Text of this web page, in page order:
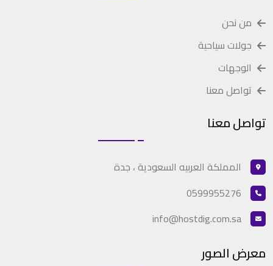
من نحن
جولات سياحية
الوجهات
تواصل معنا
تواصل معنا
المملكة العربيه السعودية ، جدة
0599955276
info@hostdig.com.sa
معرض الصور